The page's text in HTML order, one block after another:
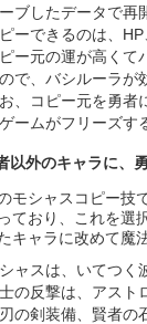
ブしたデータで再
ーできるのは、
ー元の運が高くて
で、バシルーラが
、コピー元を勇者
ームがフリーズす
以外のキャラに、
のモシャスコピー
ており、これを選
キャラに改めて魔
ャスは、いてつく
の反撃は、アスト
の剣装備、賢者の